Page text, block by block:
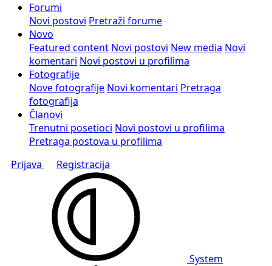
Forumi
Novi postovi Pretraži forume
Novo
Featured content Novi postovi New media Novi
komentari Novi postovi u profilima
Fotografije
Nove fotografije Novi komentari Pretraga
fotografija
Članovi
Trenutni posetioci Novi postovi u profilima
Pretraga postova u profilima
Prijava
Registracija
System